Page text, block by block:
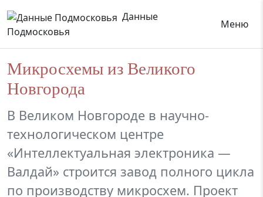
Данные
Подмосковья
Меню
Микросхемы из Великого
Новгорода
В Великом Новгороде в научно-
технологическом центре
«Интеллектуальная электроника —
Валдай» строится завод полного цикла
по производству микросхем. Проект